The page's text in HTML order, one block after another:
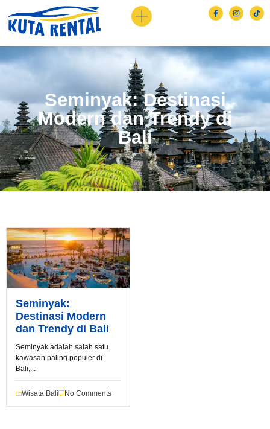
Seminyak: Destinasi
Modern dan Trendy di
Bali
Seminyak:
Destinasi Modern
dan Trendy di Bali
Seminyak adalah salah satu
kawasan paling populer di
Bali,...
Wisata Bali No Comments
Pilih Mobil*